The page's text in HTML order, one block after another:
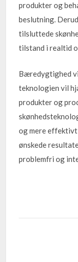
produkter og
beslutning.
tilsluttede
tilstand i realtid
Bæredygtighed
teknologien vil
produkter og
og mere
ønskede
problemfri og